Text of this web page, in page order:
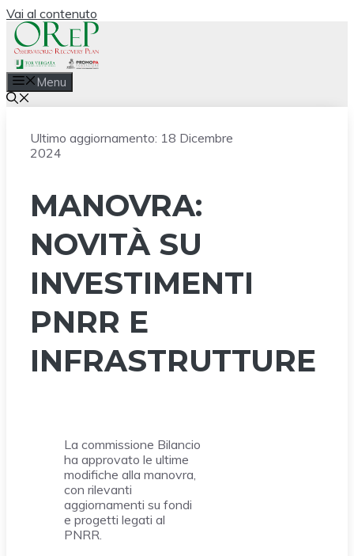
Vai al contenuto
Menu
Ultimo aggiornamento: 18 Dicembre
2024
MANOVRA:
NOVITÀ SU
INVESTIMENTI
PNRR E
INFRASTRUTTURE
La commissione Bilancio
ha approvato le ultime
modifiche alla manovra,
con rilevanti
aggiornamenti su fondi
e progetti legati al
PNRR.